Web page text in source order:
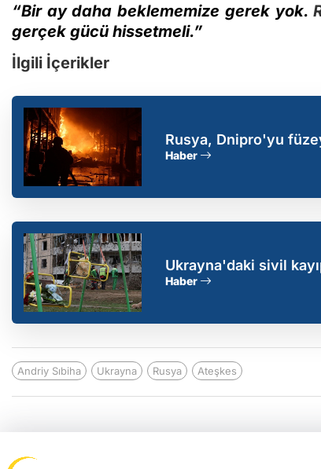
“Bir ay daha beklememize gerek yok.
gerçek gücü hissetmeli.”
İlgili İçerikler
Rusya, Dnipro'yu
Haber
Ukrayna'daki sivil
Haber
Andriy Sıbiha Ukrayna Rusya Ateşkes